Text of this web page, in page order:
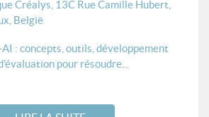
Créalys, 13C Rue Camille Hubert,
België
: concepts, outils, développement
pour résoudre...